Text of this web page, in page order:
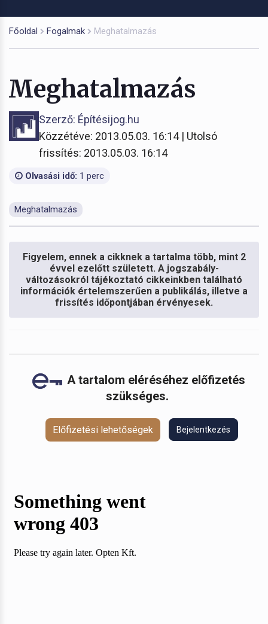
Főoldal Fogalmak Meghatalmazás
Meghatalmazás
Szerző: Építésijog.hu
Közzétéve: 2013.05.03. 16:14 | Utolsó
frissítés: 2013.05.03. 16:14
Olvasási idő: 1 perc
Meghatalmazás
Figyelem, ennek a cikknek a tartalma több, mint 2
évvel ezelőtt született. A jogszabály-
változásokról tájékoztató cikkeinkben található
információk értelemszerűen a publikálás, illetve a
frissítés időpontjában érvényesek.
A tartalom eléréséhez előfizetés
szükséges.
Előfizetési lehetőségek Bejelentkezés